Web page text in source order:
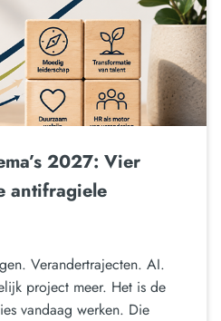
2027: Vier
antifragiele
Verandertrajecten. AI.
project meer. Het is de
vandaag werken. Die